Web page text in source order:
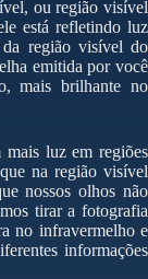
ou região visível
está refletindo luz
região visível do
emitida por você
mais brilhante no
mais luz em regiões
na região visível
nossos olhos não
tirar a fotografia
no infravermelho e
informações